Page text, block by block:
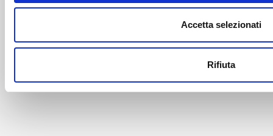
Accetta selezionati
Rifiuta